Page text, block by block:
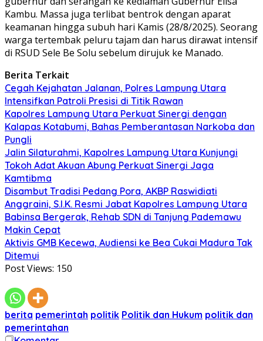
Kambu. Massa juga terlibat bentrok dengan aparat
keamanan hingga subuh hari Kamis (28/8/2025). Seorang
warga tertembak peluru tajam dan harus dirawat intensif
di RSUD Sele Be Solu sebelum dirujuk ke Manado.
Berita Terkait
Cegah Kejahatan Jalanan, Polres Lampung Utara
Intensifkan Patroli Presisi di Titik Rawan
Kapolres Lampung Utara Perkuat Sinergi dengan
Kalapas Kotabumi, Bahas Pemberantasan Narkoba dan
Pungli
Jalin Silaturahmi, Kapolres Lampung Utara Kunjungi
Tokoh Adat Akuan Abung Perkuat Sinergi Jaga
Kamtibma
Disambut Tradisi Pedang Pora, AKBP Raswidiati
Anggraini, S.I.K. Resmi Jabat Kapolres Lampung Utara
Babinsa Bergerak, Rehab SDN di Tanjung Pademawu
Makin Cepat
Aktivis GMB Kecewa, Audiensi ke Bea Cukai Madura Tak
Ditemui
Post Views: 150
berita pemerintah politik Politik dan Hukum politik dan
pemerintahan